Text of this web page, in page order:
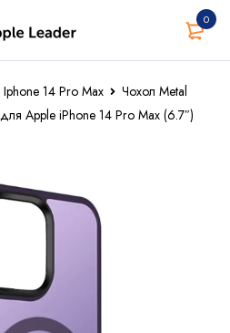
0
Iphone 14 Pro Max
Чохол Metal
Apple iPhone 14 Pro Max (6.7″)